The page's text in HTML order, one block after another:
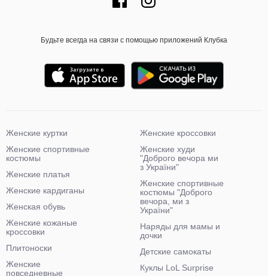
Будьте всегда на связи с помощью приложений Клубка
Женские куртки
Женские спортивные
костюмы
Женские платья
Женские кардиганы
Женская обувь
Женские кожаные
кроссовки
Плитоноски
Женские
повседневные
Женские кроссовки
Женские худи
"Доброго вечора ми
з України"
Женские спортивные
костюмы "Доброго
вечора, ми з
України"
Наряды для мамы и
дочки
Детские самокаты
Куклы LoL Surprise